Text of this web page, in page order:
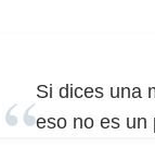
Si dices una
eso no es un